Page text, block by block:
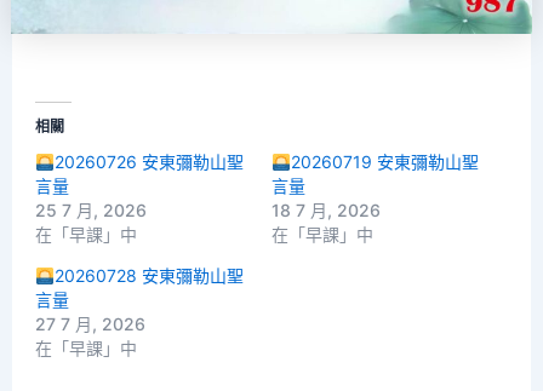
相關
20260726 安東彌勒山聖
言量
25 7 月, 2026
在「早課」中
20260719 安東彌勒山聖
言量
18 7 月, 2026
在「早課」中
20260728 安東彌勒山聖
言量
27 7 月, 2026
在「早課」中